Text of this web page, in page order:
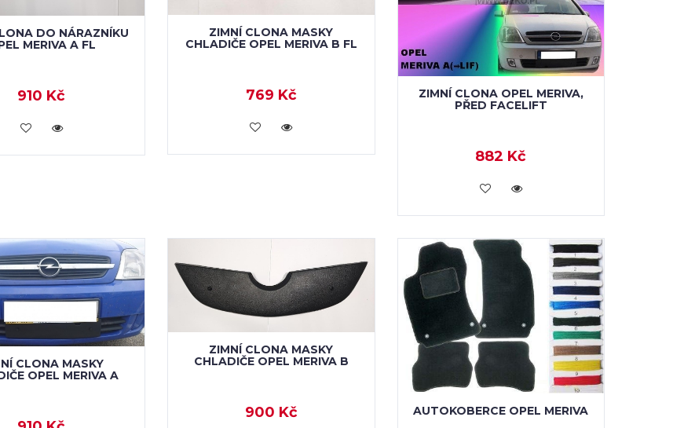
DO NÁRAZNÍKU
MERIVA A FL
910 Kč
KOUPIT
ZIMNÍ CLONA MASKY
CHLADIČE OPEL MERIVA B FL
769 Kč
KOUPIT
ZIMNÍ CLONA OPEL MERIVA,
PŘED FACELIFT
882 Kč
KOUPIT
CLONA MASKY
OPEL MERIVA A
ZIMNÍ CLONA MASKY
CHLADIČE OPEL MERIVA B
900 Kč AUTOKOBERCE OPEL MERIVA